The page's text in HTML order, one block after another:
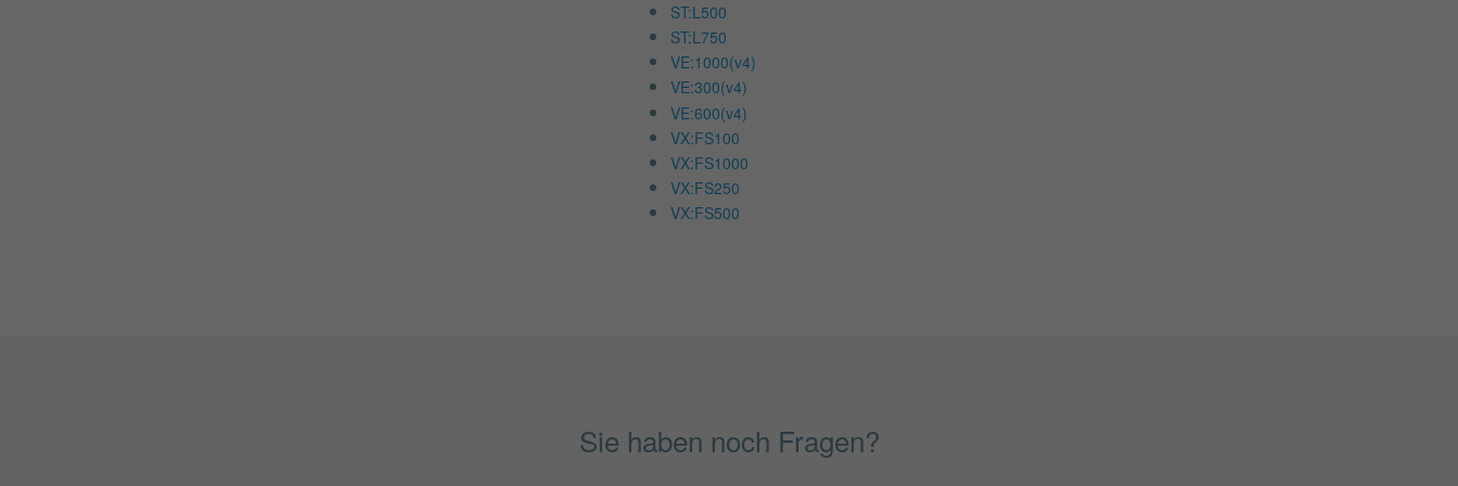
ST:L500
ST:L750
VE:1000(v4)
VE:300(v4)
VE:600(v4)
VX:FS100
VX:FS1000
VX:FS250
VX:FS500
Sie haben noch Fragen?